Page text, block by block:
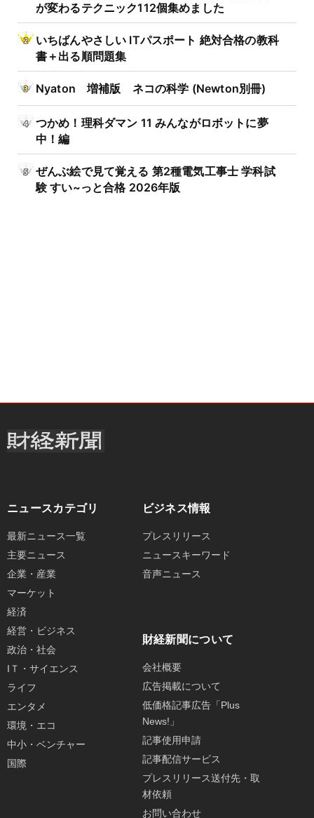
が変わるテクニック112個集めました
いちばんやさしい ITパスポート 絶対合格の教科
書＋出る順問題集
Nyaton 増補版 ネコの科学 (Newton別冊)
つかめ！理科ダマン 11 みんながロボットに夢
中！編
ぜんぶ絵で見て覚える 第2種電気工事士 学科試
験 すい~っと合格 2026年版
ニュースカテゴリ
最新ニュース一覧
主要ニュース
企業・産業
マーケット
経済
経営・ビジネス
政治・社会
IＴ・サイエンス
ライフ
エンタメ
環境・エコ
中小・ベンチャー
国際
ビジネス情報
プレスリリース
ニュースキーワード
音声ニュース
財経新聞について
会社概要
広告掲載について
低価格記事広告「Plus
News!」
記事使用申請
記事配信サービス
プレスリリース送付先・取
材依頼
お問い合わせ